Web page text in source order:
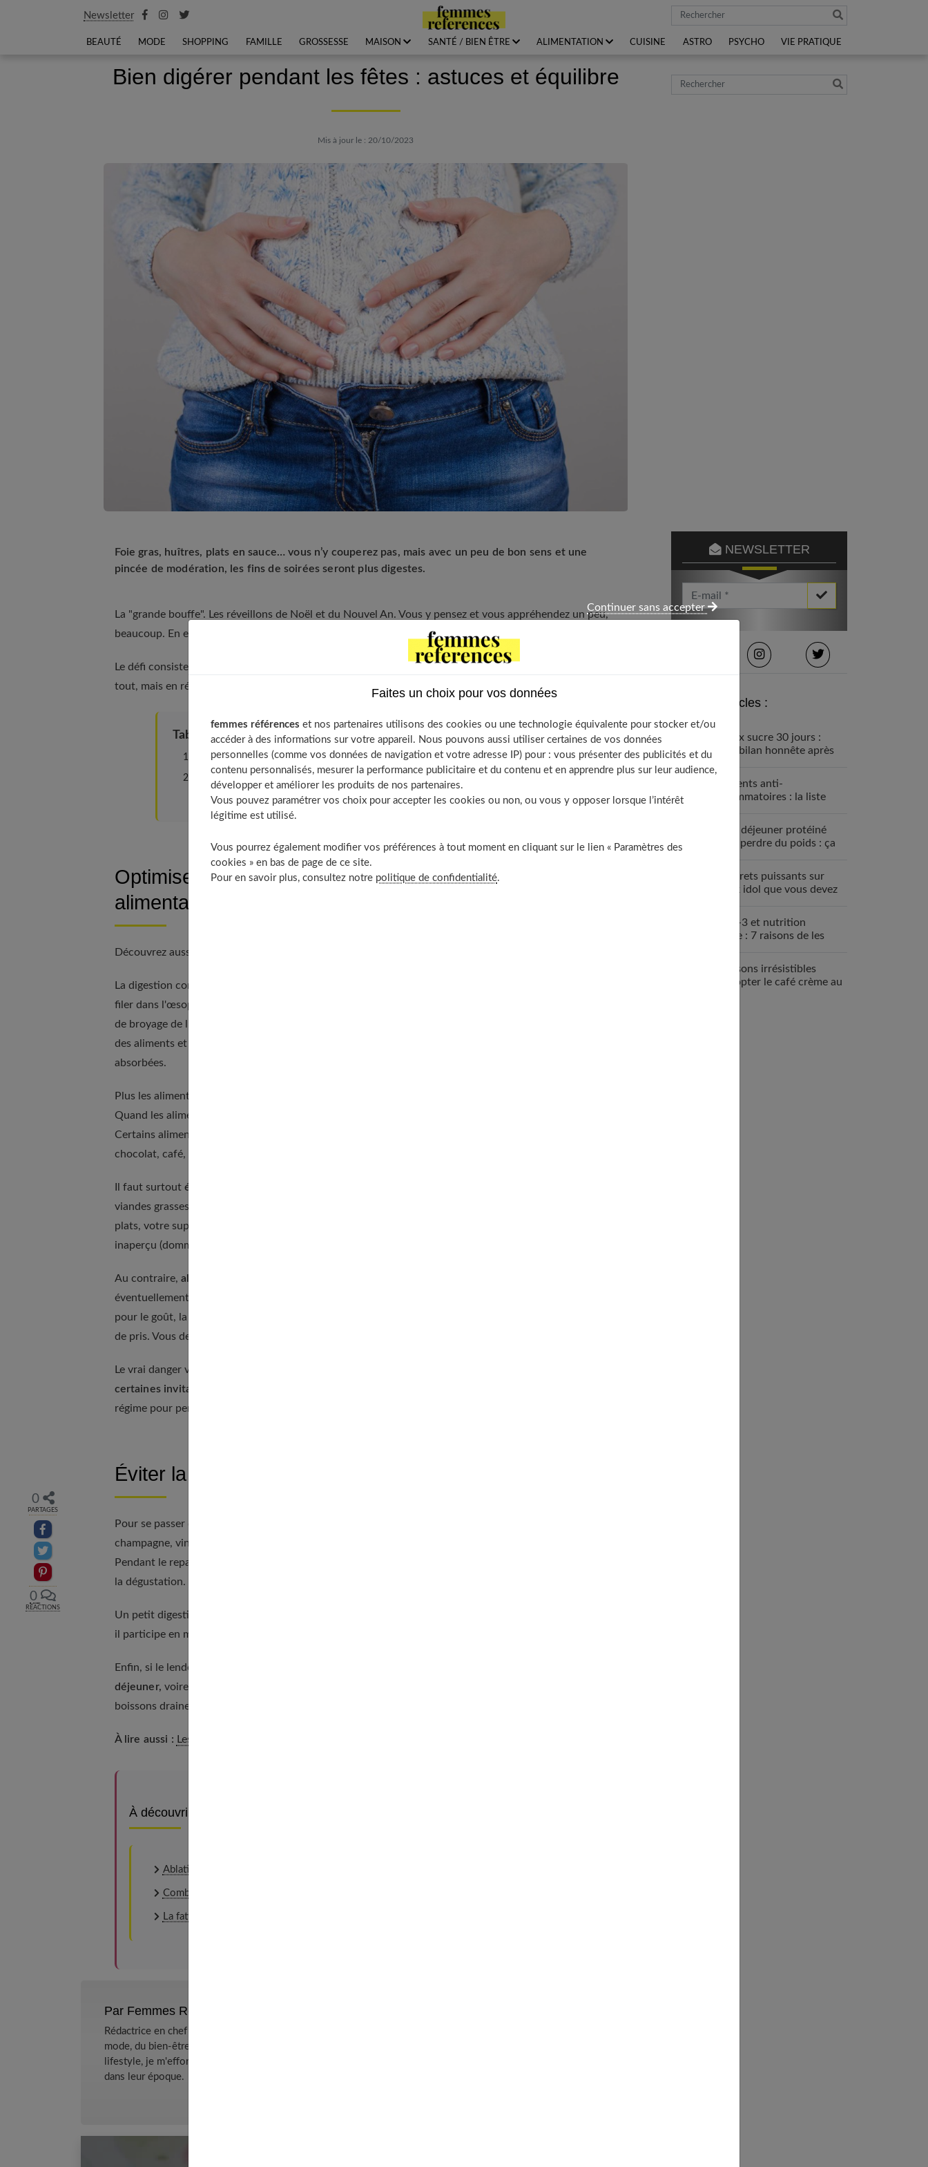
Newsletter Rechercher
BEAUTÉ MODE SHOPPING FAMILLE GROSSESSE MAISON SANTÉ / BIEN ÊTRE ALIMENTATION CUISINE ASTRO PSYCHO VIE PRATIQUE
Bien digérer pendant les fêtes : astuces et équilibre
Mis à jour le : 20/10/2023
Foie gras, huîtres, plats en sauce… vous n’y couperez pas, mais avec un peu de bon sens et une
pincée de modération, les fins de soirées seront plus digestes.
0
PARTAGES
Partager sur facebook
Partager sur Twitter
Epingler sur Pinterest
0
RÉACTIONS
La "grande bouffe". Les réveillons de Noël et du Nouvel An. Vous y pensez et vous appréhendez un peu,
beaucoup. En effet, comment faire pour ne pas se sentir "plombé" ou nauséeux ?
Le défi consiste à résister à la pression familiale et à ses propres tentations . Ayez l'air de prendre de
tout, mais en réalisant les bonnes associations et en avalant de petites quantités.
Table of Contents
Optimiser votre digestion : mastication, choix alimentaires et gestion des repas de fête
Éviter la « gueule de bois » : modération et hydratation
À découvrir aussi
Optimiser votre digestion : mastication, choix
alimentaires et gestion des repas de fête
Découvrez aussi nos recommandations dans
La digestion commence dans la bouche !
filer dans l'œsophage. La mastication, associée à l'action des enzymes de la salive, simplifient le travail
de broyage de l'estomac et d'assimilation des aliments par les intestins. Elle libère, en outre, les saveurs
des aliments et permet, pour les personnes suivant un régime, de diminuer naturellement les quantités
absorbées.
Plus les aliments sont
Quand les aliments stagnent trop longtemps dans l'estomac, surviennent
Certains aliments rendent aussi plus difficiles le travail de l'estomac ou favorisent les remontées acides :
chocolat, café, alcool, aliments gras...
Il faut surtoutéviter le cumul de plats copieux
viandes grasses et plats en sauce, fromage et bûche. Pensez que si vous misez tout sur les entrées et les
plats, votre superbe miroir aux framboises et poires nappées d'un coulis de fraises risque de passer
inaperçu (dommage pour la cuisinière).
Au contraire, alternez plats légers et plats en sauce
éventuellement sur la table quelques coupelles de graines digestives (cumin, coriandre, cardamone...)
pour le goût, la digestion et rafraîchir l'haleine. Si vous êtes au régime, ne vous affolez pas pour un kilo
de pris. Vous devez normalement le reperdre en moins de quinze jours.
Le vrai danger vient du cumul des repas festifs. Aussi, obligez-vous à
certaines invitations.
régime pour perdre les kilos pris pendant cette période.
Éviter la « gueule de bois » : modération et hydratation
Pour se passer de la "gueule de bois" du lendemain, évitez surtout les mélanges d'alcool : whisky,
champagne, vin rouge, vin blanc...
Pendant le repas, alternez entre l'eau et le vin buvez de l'eau pour vous désaltérer et réservez le vin pour
la dégustation.
Un petit digestif pour faire passer le tout ? Pourquoi pas. Mais si le digestif contribue à vider l'estomac,
il participe en même temps au cumul des alcools.
Enfin, si le lendemain vous vous sentez nauséeux, sans grand appétit, n'hésitez pas à
déjeuner, voire le déjeuner. En revanche, buvez beaucoup eau, thé, tisane, bouillon de légumes, etc. Ces
boissons draineront et élimineront les toxines accumulées la veille. De quoi repartir plus léger !
À lire aussi : Les bonnes plantes pour bien digérer
À découvrir aussi
Ablation du sein : témoignages de femmes ayant subi une mastectomie
Combien de calories dans un sushi ?
La fatigue vous gagne ? Voici comment y remédier !
Par Femmes References
Rédactrice en chef et chercheuse de tendances pour Femmes Références, j'explore avec passion les univers de la
mode, du bien-être et de la psychologie relationnelle. Forte de plusieurs années d'expérience dans le journalisme
lifestyle, je m'efforce de décrypter le quotidien pour offrir aux femmes des conseils fiables, inspirants et ancrés
dans leur époque.
Rechercher
NEWSLETTER
Votre Email *
Derniers articles :
Détox sucre 30 jours :
mon bilan honnête après
Aliments anti-
inflammatoires : la liste
Petit déjeuner protéiné
pour perdre du poids : ça
7 secrets puissants sur
black idol que vous devez
Oméga-3 et nutrition
sportive : 7 raisons de les
7 raisons irrésistibles
d’adopter le café crème au
Faites un choix pour vos données
femmes références et nos partenaires utilisons des cookies ou une technologie équivalente pour stocker et/ou
accéder à des informations sur votre appareil. Nous pouvons aussi utiliser certaines de vos données
personnelles (comme vos données de navigation et votre adresse IP) pour : vous présenter des publicités et du
contenu personnalisés, mesurer la performance publicitaire et du contenu et en apprendre plus sur leur audience,
développer et améliorer les produits de nos partenaires.
Vous pouvez paramétrer vos choix pour accepter les cookies ou non, ou vous y opposer lorsque l’intérêt
légitime est utilisé.
Vous pourrez également modifier vos préférences à tout moment en cliquant sur le lien « Paramètres des
cookies » en bas de page de ce site.
Pour en savoir plus, consultez notre politique de confidentialité.
Continuer sans accepter